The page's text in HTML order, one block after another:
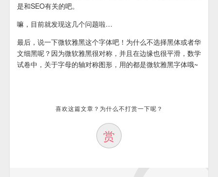
是和SEO有关的吧。
嘛，目前就发现这几个问题啦…
最后，说一下微软雅黑这个字体吧！为什么不选择黑体或者华
文细黑呢？因为微软雅黑很对称，并且在边缘也很平滑，数学
试卷中，关于字母的轴对称图形，用的都是微软雅黑字体哦~
喜欢这篇文章？为什么不打赏一下呢？
赏